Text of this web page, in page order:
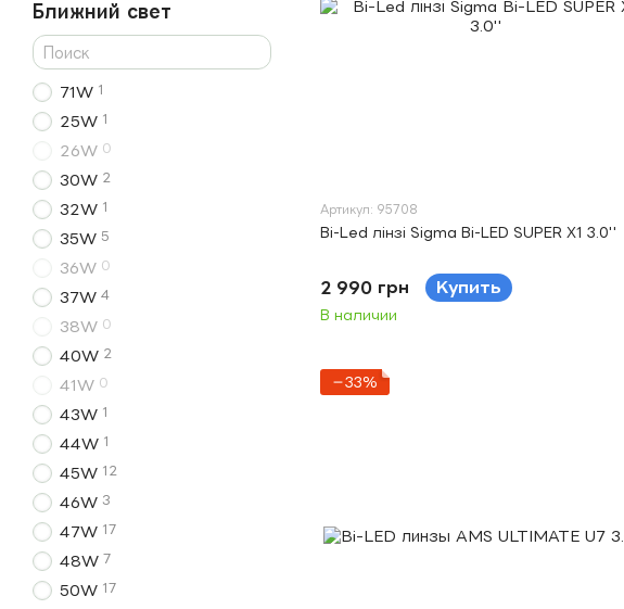
Артикул: 95708
Bi-Led лінзі Sigma Bi-LED SUPER X1 3.0''
2 990 грн Купить
В наличии
−33%
Ближний свет
71W 1
25W 1
26W 0
30W 2
32W 1
35W 5
36W 0
37W 4
38W 0
40W 2
41W 0
43W 1
44W 1
45W 12
46W 3
47W 17
48W 7
50W 17